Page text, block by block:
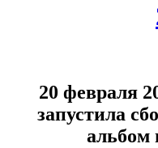
20 февраля
запустила
альбом